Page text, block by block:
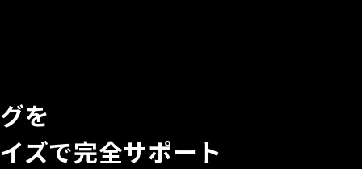
を
ズで完全サポート